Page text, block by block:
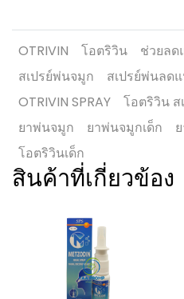
OTRIVIN โอตริวิน
ช่วยล
สเปรย์พ่นจมูก
สเปรย์พ่นลด
OTRIVIN SPRAY
โอตริวิน
ยาพ่นจมูก
ยาพ่นจมูกเด็ก
โอตริวินเด็ก
สินค้าที่เกี่ยวข้อง